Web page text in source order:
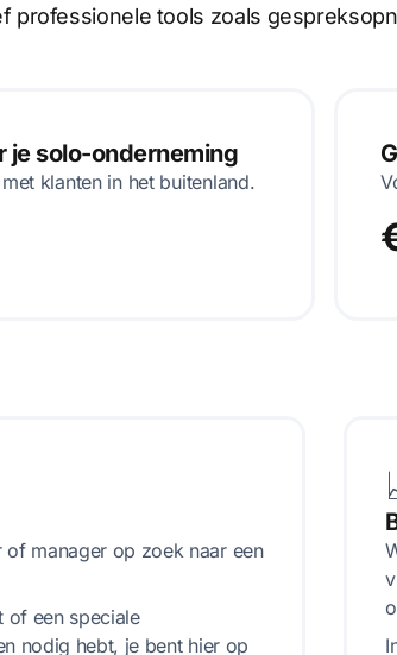
professionele tools zoals
je solo-onderneming
klanten in het buitenland.
manager op zoek naar een
of een speciale
nodig hebt, je bent hier op